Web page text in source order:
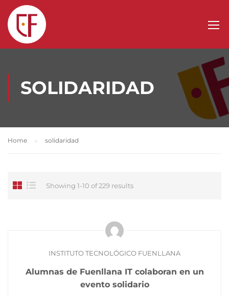
SOLIDARIDAD
Home solidaridad
Showing 1-10 of 229 results
INSTITUTO TECNOLÓGICO FUENLLANA
Alumnas de Fuenllana IT colaboran en un
evento solidario